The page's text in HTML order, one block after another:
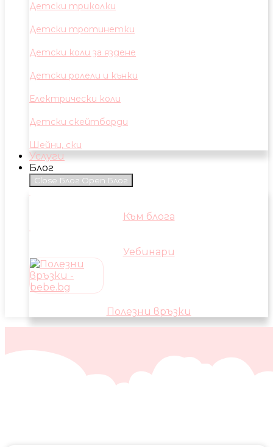
Детски триколки
Детски тротинетки
Детски коли за яздене
Детски ролели и кънки
Електрически коли
Детски скейтборди
Шейни, ски
Услуги
Блог
Close Блог Open Блог
Към блога
Уебинари
Полезни връзки